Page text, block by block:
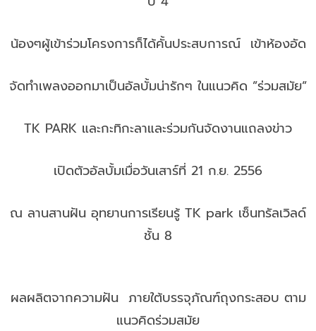
น้องๆผู้เข้าร่วมโครงการก็ได้คั้นประสบการณ์ เข้าห้องอัด
จัดทำเพลงออกมาเป็นอัลบั้มน่ารักๆ ในแนวคิด ”ร่วมสมัย”
TK PARK และกะทิกะลาและร่วมกันจัดงานแถลงข่าว
เปิดตัวอัลบั้มเมื่อวันเสาร์ที่ 21 ก.ย. 2556
ณ ลานสานฝัน อุทยานการเรียนรู้ TK park เซ็นทรัลเวิลด์
ชั้น 8
ผลผลิตจากความฝัน ภายใต้บรรจุภัณฑ์ถุงกระสอบ ตาม
แนวคิดร่วมสมัย